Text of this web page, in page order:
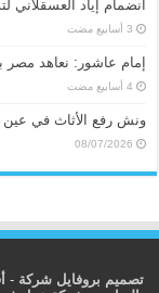
انضمام إياد العسقلاني
إمام عاشور: نعاهد مصر
ونش رفع الأثاث في
08/07/2026
تصميم بروفايل شركة -